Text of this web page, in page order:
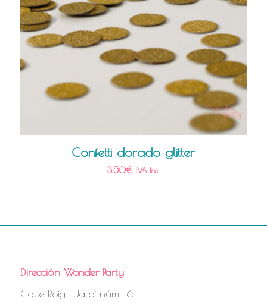
Confetti dorado glitter
3,50€ IVA Inc.
Dirección Wonder Party
Calle Roig i Jalpí núm. 16